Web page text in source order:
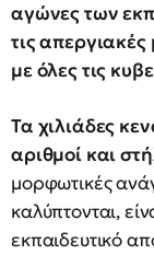
αγώνες των
τις
με όλες τις
Τα χιλιάδες
αριθμοί και
μορφωτικές
καλύπτονται,
εκπαιδευτικό